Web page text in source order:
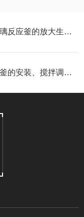
从实验室到中试：双层玻璃反应釜的放大生产注意事项
新手教程：单层玻璃反应釜的安装、搅拌调试与清洗步骤